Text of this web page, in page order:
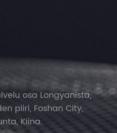
osa Longyanista,
piiri, Foshan City,
Kiina.